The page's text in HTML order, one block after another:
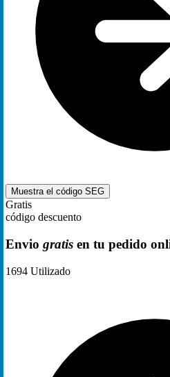
Muestra el código SEG
Gratis
código descuento
Envio gratis en tu pedido
1694 Utilizado